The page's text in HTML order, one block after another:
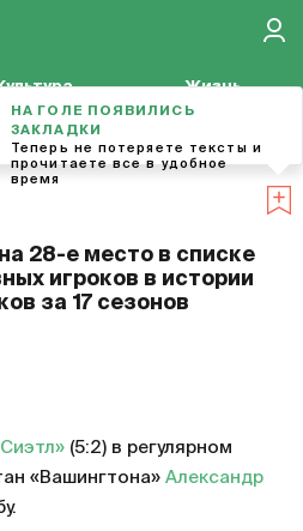
Жизнь
Кино Футбол
28-е место в списке
игроков в истории
за 17 сезонов
(5:2) в регулярном
«Вашингтона» Александр
НА ГОЛЕ ПОЯВИЛИСЬ
ЗАКЛАДКИ
Теперь не потеряете тексты и
прочитаете все в удобное
время